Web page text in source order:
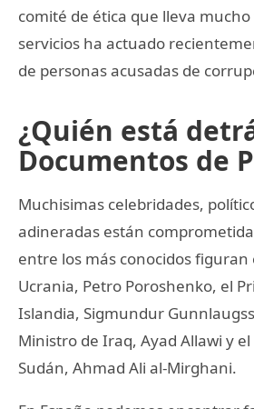
comité de ética que lleva
servicios ha actuado
de personas acusadas de
¿Quién está
Documentos de
Muchisimas celebridades,
adineradas están
entre los más conocidos figuran
Ucrania, Petro Poroshenko, el
Islandia, Sigmundur
Ministro de Iraq, Ayad Allawi y
Sudán, Ahmad Ali al-Mirghani.